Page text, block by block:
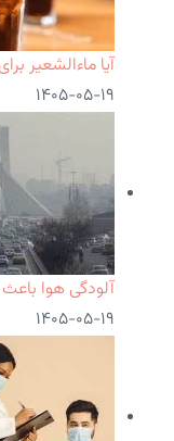
آیا ماءالشعیر
۱۴۰۵-۰۵-۱۹
آلودگی هوا
۱۴۰۵-۰۵-۱۹